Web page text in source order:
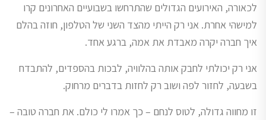
לכאורה, האירועים הגדולים שהתרחשו בשבועיים האחרונים קרו
למישהי אחרת. אני רק הייתי מהצד השני של הטלפון, חוזה בהלם
איך חברה יקרה מאבדת את אמה, ברגע אחד.
אני רק יכולתי לחבק אותה בהלוויה, לבכות בהספדים, להתבדח
בשבעה, לחזור לפה ושוב רק לחזות בדברים מרחוק.
זו מחווה גדולה, לטוס לנחם – כך אמרו לי כולם. את חברה טובה –